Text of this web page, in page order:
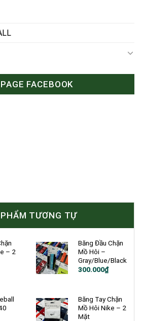
FACEBOOK
TƯƠNG TỰ
– 2
Băng Đầu Chặn
Mồ Hôi –
Gray/Blue/Black
300.000₫
Băng Tay Chặn
Mồ Hôi Nike – 2
Mặt